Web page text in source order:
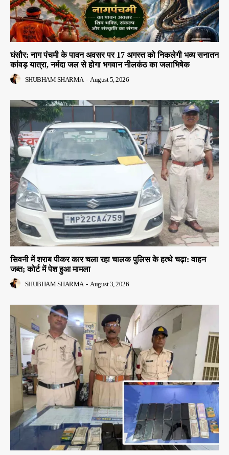
घंसौर: नाग पंचमी के पावन अवसर पर 17 अगस्त को निकलेगी भव्य सनातन
कांवड़ यात्रा, नर्मदा जल से होगा भगवान नीलकंठ का जलाभिषेक
SHUBHAM SHARMA - August 5, 2026
सिवनी में शराब पीकर कार चला रहा चालक पुलिस के हत्थे चढ़ा: वाहन
जब्त; कोर्ट में पेश हुआ मामला
SHUBHAM SHARMA - August 3, 2026